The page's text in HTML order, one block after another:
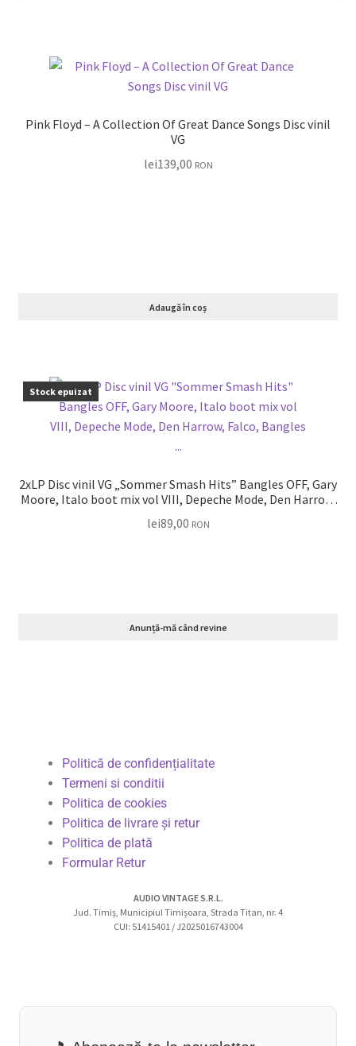
Pink Floyd – A Collection Of Great Dance Songs Disc vinil
VG
lei139,00 RON
Adaugă în coș
Stock epuizat
2xLP Disc vinil VG „Sommer Smash Hits” Bangles OFF, Gary
Moore, Italo boot mix vol VIII, Depeche Mode, Den Harrow,
lei89,00 RON
Anunță-mă când revine
Politică de confidențialitate
Termeni si conditii
Politica de cookies
Politica de livrare și retur
Politica de plată
Formular Retur
AUDIO VINTAGE S.R.L.
Jud. Timiș, Municipiul Timișoara, Strada Titan, nr. 4
CUI: 51415401 / J2025016743004